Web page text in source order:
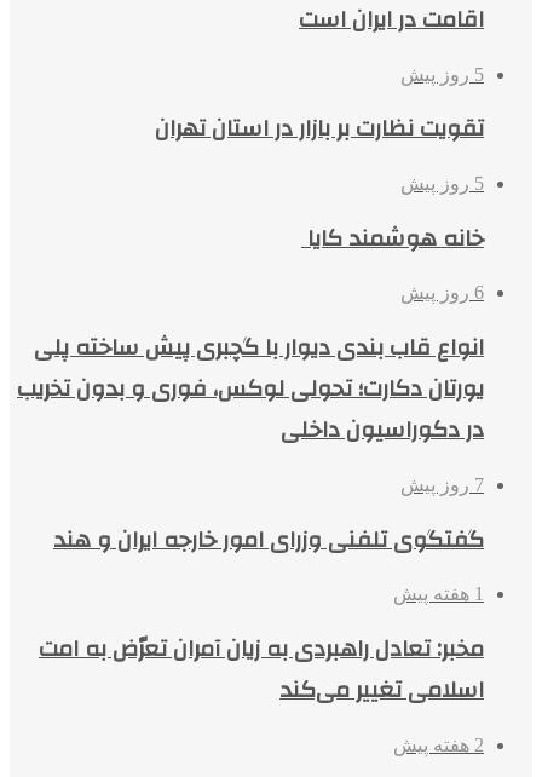
اقامت در ایران است
5 روز پیش
تقویت نظارت بر بازار در استان تهران
5 روز پیش
خانه هوشمند کایا
6 روز پیش
انواع قاب بندی دیوار با گچبری پیش ساخته پلی
یورتان دکارت؛ تحولی لوکس، فوری و بدون تخریب
در دکوراسیون داخلی
7 روز پیش
گفتگوی تلفنی وزرای امور خارجه ایران و هند
1 هفته پیش
مخبر: تعادل راهبردی به زیان آمران تعرّض به امت
اسلامی تغییر می‌کند
2 هفته پیش